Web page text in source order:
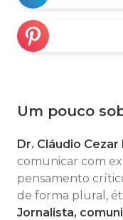
Um pouco
Dr. Cláudio Cezar
comunicar com
pensamento
de forma plural,
Jornalista,